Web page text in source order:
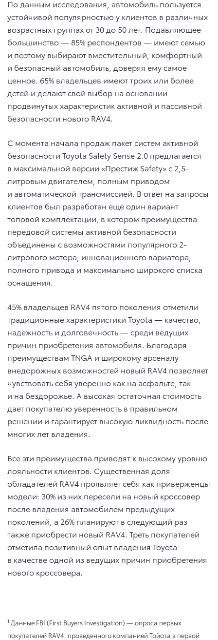
По данным исследования, автомобиль пользуется
устойчивой популярностью у клиентов в различных
возрастных группах от 30 до 50 лет. Подавляющее
большинство — 85% респондентов — имеют семью
и поэтому выбирают вместительный, комфортный
и безопасный автомобиль, доверяя ему самое
ценное. 65% владельцев имеют троих или более
детей и делают свой выбор на основании
продвинутых характеристик активной и пассивной
безопасности нового RAV4.
C момента начала продаж пакет систем активной
безопасности Toyota Safety Sense 2.0 предлагается
в максимальной версии «Престиж Safety» c 2,5-
литровым двигателем, полным приводом
и автоматической трансмиссией. В ответ на запросы
клиентов был разработан еще один вариант
топовой комплектации, в котором преимущества
передовой системы активной безопасности
объединены с возможностями популярного 2-
литрового мотора, инновационного вариатора,
полного привода и максимально широкого списка
оснащения.
45% владельцев RAV4 пятого поколения отметили
традиционные характеристики Toyota — качество,
надежность и долговечность — среди ведущих
причин приобретения автомобиля. Благодаря
преимуществам TNGA и широкому арсеналу
внедорожных возможностей новый RAV4 позволяет
чувствовать себя уверенно как на асфальте, так
и на бездорожье. А высокая остаточная стоимость
дает покупателю уверенность в правильном
решении и гарантирует высокую ликвидность после
многих лет владения.
Все эти преимущества приводят к высокому уровню
лояльности клиентов. Существенная доля
обладателей RAV4 проявляет себя как приверженцы
модели: 30% из них пересели на новый кроссовер
после владения автомобилем предыдущих
поколений, а 26% планируют в следующий раз
также приобрести новый RAV4. Треть покупателей
отметила позитивный опыт владения Toyota
в качестве одной из ведущих причин приобретения
нового кроссовера.
1 Данные FBI (First Buyers Investigation) — опроса первых
покупателей RAV4, проведенного компанией Тойота в первой